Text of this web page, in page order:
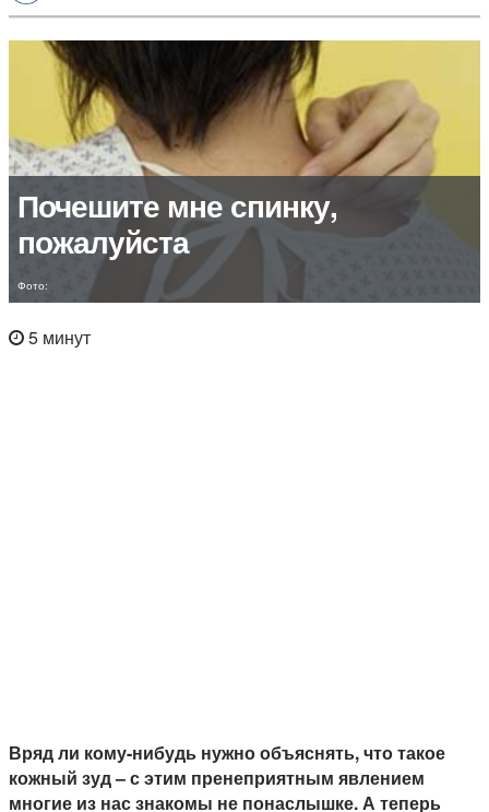
Почешите мне спинку,
пожалуйста
Фото:
5 минут
Вряд ли кому-нибудь нужно объяснять, что такое
кожный зуд – с этим пренеприятным явлением
многие из нас знакомы не понаслышке. А теперь